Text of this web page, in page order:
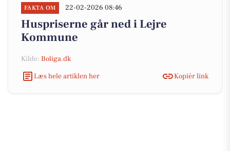
FAKTA OM 22-02-2026 08:46
Huspriserne går ned i Lejre
Kommune
Kilde: Boliga.dk
Læs hele artiklen her
Kopiér link